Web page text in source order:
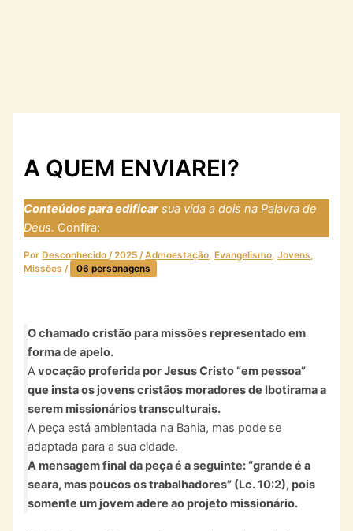
A QUEM ENVIAREI?
Conteúdos para edificarsua vida a dois na Palavra de
Deus. Confira:
Por Desconhecido/2025/Admoestação, Evangelismo,Jovens,
Missões / 06 personagens
O chamado cristão para missões representado em
forma de apelo.
Avocação proferida por Jesus Cristo “em pessoa”
que insta os jovens cristãos moradores de Ibotirama a
serem missionários transculturais.
A peça está ambientada na Bahia, mas pode se
adaptada para a sua cidade.
A mensagem final da peça é a seguinte: “grande é a
seara, mas poucos os trabalhadores” (Lc. 10:2), pois
somente um jovem adere ao projeto missionário.